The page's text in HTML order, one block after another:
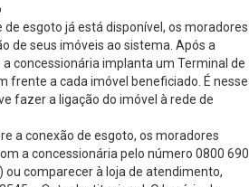
de esgoto já está disponível, os moradores
de seus imóveis ao sistema. Após a
concessionária implanta um Terminal de
frente a cada imóvel beneficiado. É nesse
fazer a ligação do imóvel à rede de
a conexão de esgoto, os moradores
a concessionária pelo número 0800 690
ou comparecer à loja de atendimento,